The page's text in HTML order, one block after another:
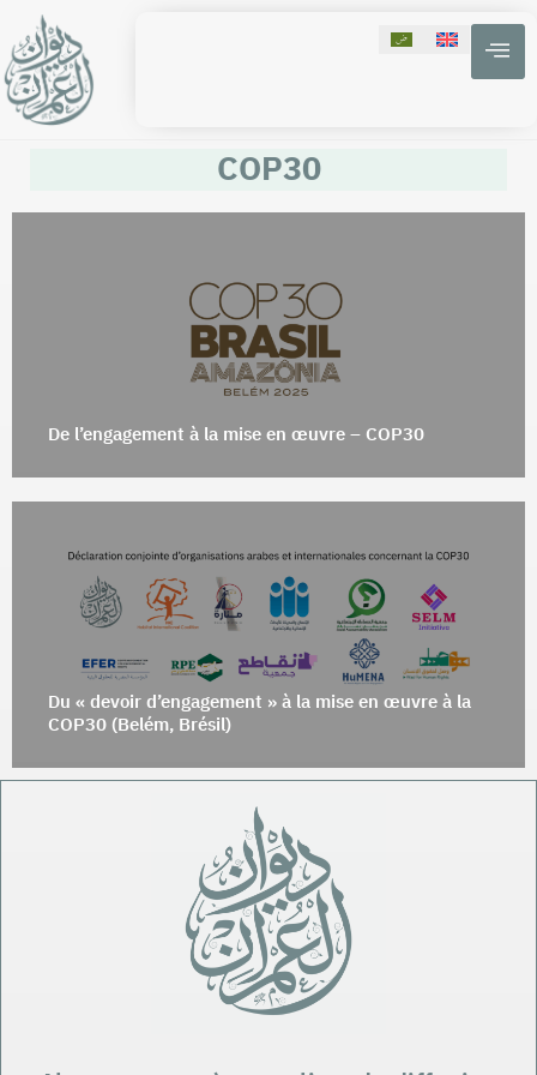
COP30
De l’engagement à la mise en œuvre – COP30
Du « devoir d’engagement » à la mise en œuvre à la
COP30 (Belém, Brésil)